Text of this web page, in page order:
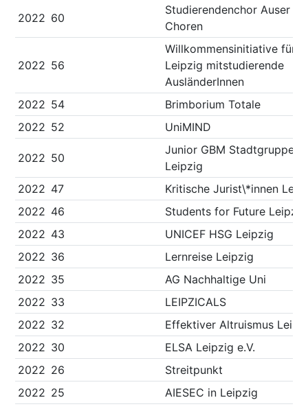
2022 60
Studierendenchor Auser
Choren
2022 56
Willkommensinitiative für in
Leipzig mitstudierende
AusländerInnen
2022 54
Brimborium Totale
2022 52 UniMIND
2022 50
Junior GBM Stadtgruppe
Leipzig
2022 47
Kritische Jurist\*innen
2022 46
Students for Future Leipzig
2022 43
UNICEF HSG Leipzig
2022 36
Lernreise Leipzig
2022 35
AG Nachhaltige Uni
2022 33
LEIPZICALS
2022 32
Effektiver Altruismus
2022 30
ELSA Leipzig e.V.
2022 26
Streitpunkt
2022 25
AIESEC in Leipzig